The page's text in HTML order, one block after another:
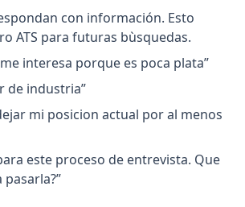
con información. Esto
ATS para futuras bùsquedas.
interesa porque es poca plata”
de industria”
mi posicion actual por al menos
este proceso de entrevista. Que